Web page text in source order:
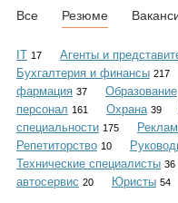
Все Резюме
IT 17 Агенты и
Бухгалтерия и финансы 217
фармация 37 Образование
персонал 161 Охрана 39
специальности 175
Репетиторство 10
Технические специалисты 36
автосервис 20 Юристы 54